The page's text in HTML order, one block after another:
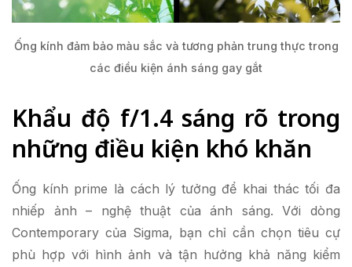
Ống kính đảm bảo màu sắc và tương phản trung thực trong
các điều kiện ánh sáng gay gắt
Khẩu độ f/1.4 sáng rõ trong
những điều kiện khó khăn
Ống kính prime là cách lý tưởng để khai thác tối đa
nhiếp ảnh – nghệ thuật của ánh sáng. Với dòng
Contemporary của Sigma, bạn chỉ cần chọn tiêu cự
phù hợp với hình ảnh và tận hưởng khả năng kiểm